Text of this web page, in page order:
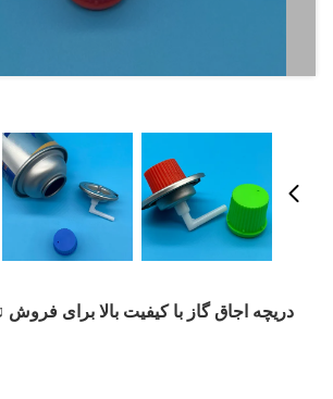
دریچه اجاق گاز با کیفیت بالا برای